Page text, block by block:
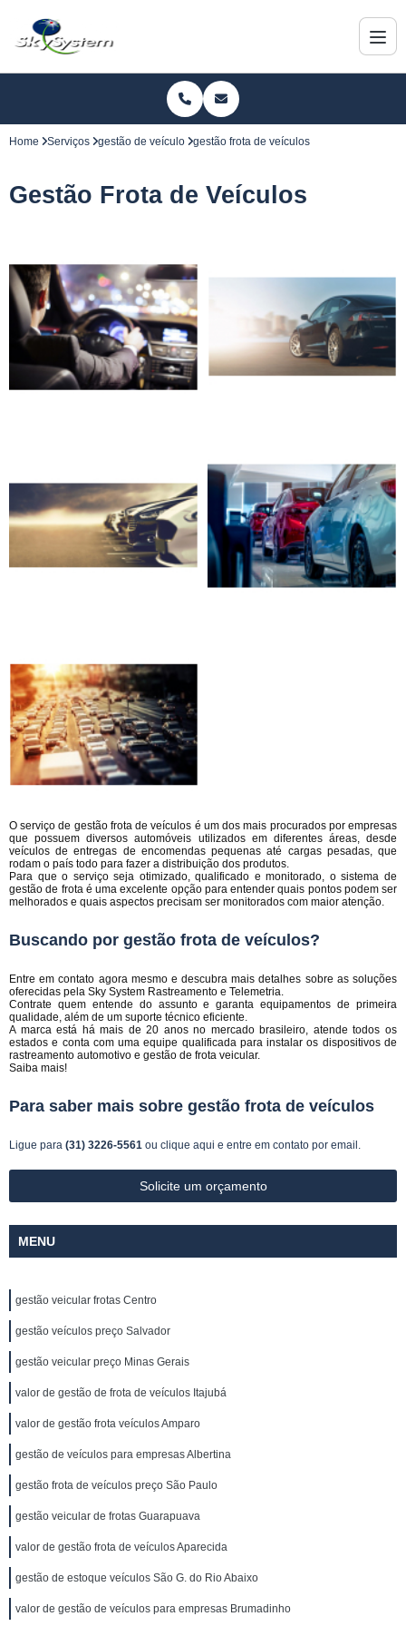
Home Serviços gestão de veículo gestão frota de veículos
Gestão Frota de Veículos
O serviço de gestão frota de veículos é um dos mais procurados por empresas
que possuem diversos automóveis utilizados em diferentes áreas, desde
veículos de entregas de encomendas pequenas até cargas pesadas, que
rodam o país todo para fazer a distribuição dos produtos.
Para que o serviço seja otimizado, qualificado e monitorado, o sistema de
gestão de frota é uma excelente opção para entender quais pontos podem ser
melhorados e quais aspectos precisam ser monitorados com maior atenção.
Buscando por gestão frota de veículos?
Entre em contato agora mesmo e descubra mais detalhes sobre as soluções
oferecidas pela Sky System Rastreamento e Telemetria.
Contrate quem entende do assunto e garanta equipamentos de primeira
qualidade, além de um suporte técnico eficiente.
A marca está há mais de 20 anos no mercado brasileiro, atende todos os
estados e conta com uma equipe qualificada para instalar os dispositivos de
rastreamento automotivo e gestão de frota veicular.
Saiba mais!
Para saber mais sobre gestão frota de veículos
Ligue para (31) 3226-5561 ou clique aqui e entre em contato por email.
Solicite um orçamento
MENU
gestão veicular frotas Centro
gestão veículos preço Salvador
gestão veicular preço Minas Gerais
valor de gestão de frota de veículos Itajubá
valor de gestão frota veículos Amparo
gestão de veículos para empresas Albertina
gestão frota de veículos preço São Paulo
gestão veicular de frotas Guarapuava
valor de gestão frota de veículos Aparecida
gestão de estoque veículos São G. do Rio Abaixo
valor de gestão de veículos para empresas Brumadinho